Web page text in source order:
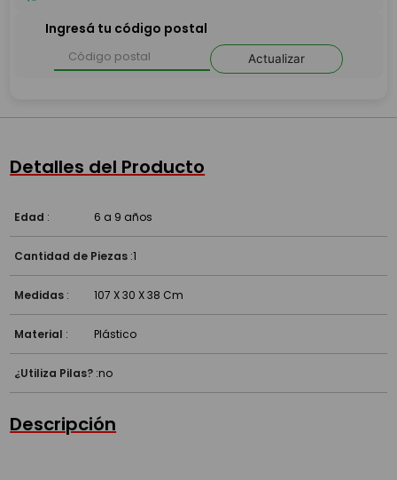
Ingresá tu código postal
Actualizar
Detalles del Producto
Edad : 6 a 9 años
Cantidad de Piezas :1
Medidas : 107 X 30 X 38 Cm
Material : Plástico
¿Utiliza Pilas? :no
Descripción